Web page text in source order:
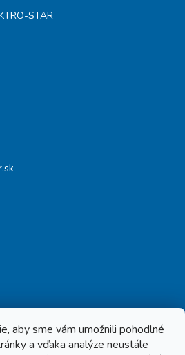
aby sme vám umožnili pohodlné
a vďaka analýze neustále
STAR